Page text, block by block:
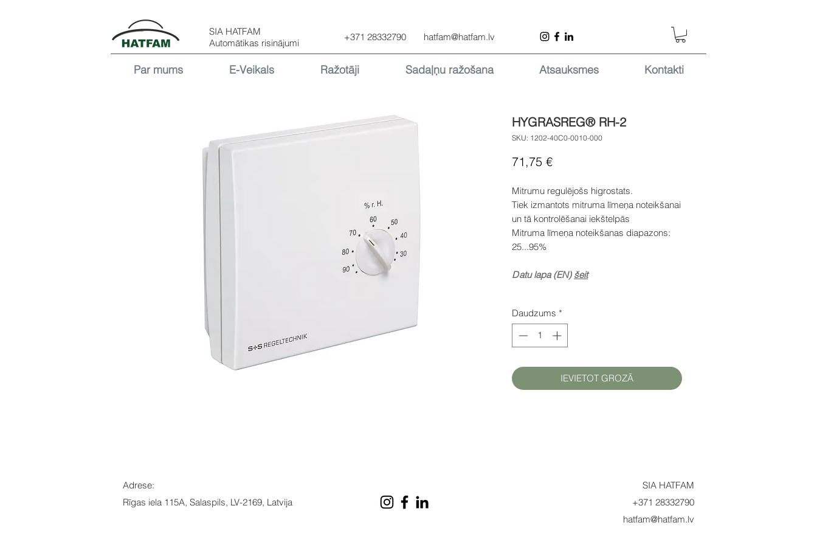
SIA HATFAM
Automātikas risinājumi
+371 28332790 hatfam@hatfam.lv
Par mums E-Veikals Ražotāji Sadaļņu ražošana Atsauksmes Kontakti
HYGRASREG® RH-2
SKU: 1202-40C0-0010-000
71,75 €Cena
Mitrumu regulējošs higrostats.
Tiek izmantots mitruma līmeņa noteikšanai
un tā kontrolēšanai iekštelpās
Mitruma līmeņa noteikšanas diapazons:
25...95%
Datu lapa (EN) šeit
Daudzums *
IEVIETOT GROZĀ
Adrese:
Rīgas iela 115A, Salaspils, LV-2169, Latvija
SIA HATFAM
+371 28332790
hatfam@hatfam.lv